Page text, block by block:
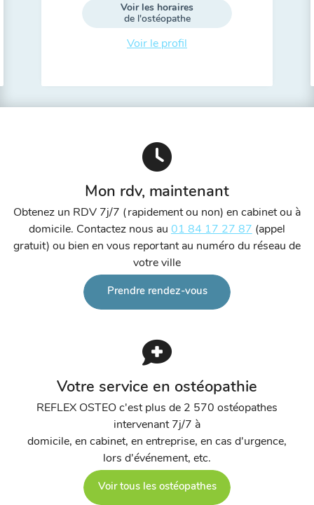
Voir les horaires
de l'ostéopathe
Voir le profil
Mon rdv, maintenant
Obtenez un RDV 7j/7 (rapidement ou non) en cabinet ou à
domicile. Contactez nous au 01 84 17 27 87 (appel
gratuit) ou bien en vous reportant au numéro du réseau de
votre ville
Prendre rendez-vous
Votre service en ostéopathie
REFLEX OSTEO c'est plus de 2 570 ostéopathes
intervenant 7j/7 à
domicile, en cabinet, en entreprise, en cas d'urgence,
lors d'événement, etc.
Voir tous les ostéopathes